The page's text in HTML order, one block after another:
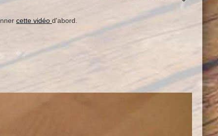
cette vidéo d'abord.